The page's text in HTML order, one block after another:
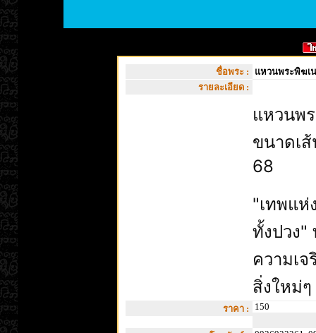
ชื่อพระ :
แหวนพระพิฆเ
รายละเอียด :
แหวนพ
ขนาดเ
68
"เทพแห่
ทั้งปวง"
ความเ
สิ่งใหม่ๆ
ราคา : 150